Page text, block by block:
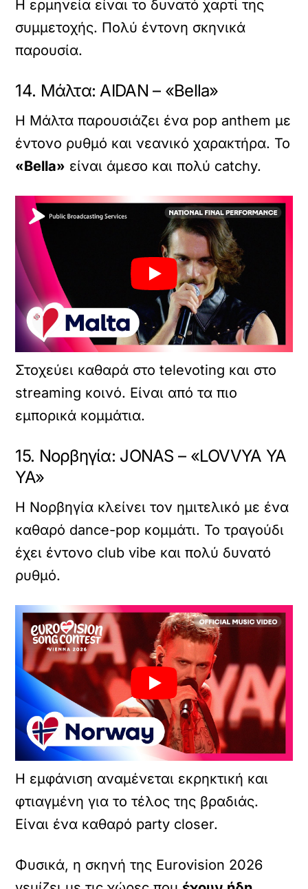
Η ερμηνεία είναι το δυνατό χαρτί της
συμμετοχής. Πολύ έντονη σκηνικά
παρουσία.
14. Μάλτα: AIDAN – «Bella»
Η Μάλτα παρουσιάζει ένα pop anthem με
έντονο ρυθμό και νεανικό χαρακτήρα. Το
«Bella» είναι άμεσο και πολύ catchy.
Στοχεύει καθαρά στο televoting και στο
streaming κοινό. Είναι από τα πιο
εμπορικά κομμάτια.
15. Νορβηγία: JONAS – «LOVVYA YA
YA»
Η Νορβηγία κλείνει τον ημιτελικό με ένα
καθαρό dance-pop κομμάτι. Το τραγούδι
έχει έντονο club vibe και πολύ δυνατό
ρυθμό.
Η εμφάνιση αναμένεται εκρηκτική και
φτιαγμένη για το τέλος της βραδιάς.
Είναι ένα καθαρό party closer.
Φυσικά, η σκηνή της Eurovision 2026